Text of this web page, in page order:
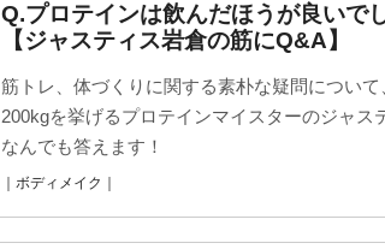
Q.プロテインは飲んだほうが良いで
【ジャスティス岩倉の筋にQ&A】
筋トレ、体づくりに関する素朴な疑問について
200kgを挙げるプロテインマイスターのジャス
なんでも答えます！
｜ボディメイク｜